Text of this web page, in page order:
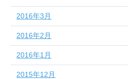
2016年3月
2016年2月
2016年1月
2015年12月